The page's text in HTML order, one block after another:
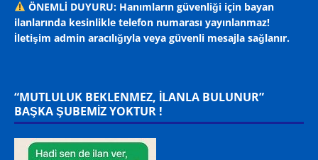
ÖNEMLİ DUYURU: Hanımların güvenliği için bayan
ilanlarında kesinlikle telefon numarası yayınlanmaz!
İletişim admin aracılığıyla veya güvenli mesajla sağlanır.
“MUTLULUK BEKLENMEZ, ILANLA BULUNUR”
BAŞKA ŞUBEMİZ YOKTUR !